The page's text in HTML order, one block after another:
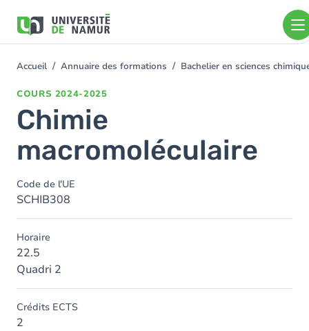
contenu
You
Accueil Annuaire des formations Bachelier en sciences
COURS 2024-2025
Chimie
macromoléculaire
Code de l'UE
SCHIB308
Horaire
22.5
Quadri 2
Crédits ECTS
2